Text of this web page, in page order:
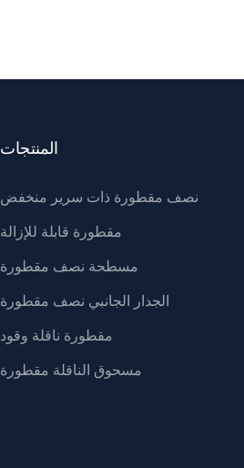
المنتجات
نصف مقطورة ذات سرير منخفض
مقطورة قابلة للإزالة
مسطحة نصف مقطورة
الجدار الجانبي نصف مقطورة
مقطورة ناقلة وقود
مسحوق الناقلة مقطورة